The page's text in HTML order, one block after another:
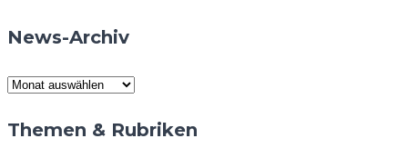
News-Archiv
News-
Themen & Rubriken